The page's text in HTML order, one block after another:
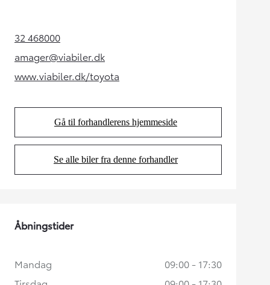
32 468000(Opens in new tab)
amager@viabiler.dk
(Opens in new tab)
www.viabiler.dk/toyota
(Opens in new tab)
Gå til forhandlerens hjemmeside
(Opens in new tab)
Se alle biler fra denne forhandler
(Opens in new tab)
Åbningstider
Mandag
09:00 - 17:30